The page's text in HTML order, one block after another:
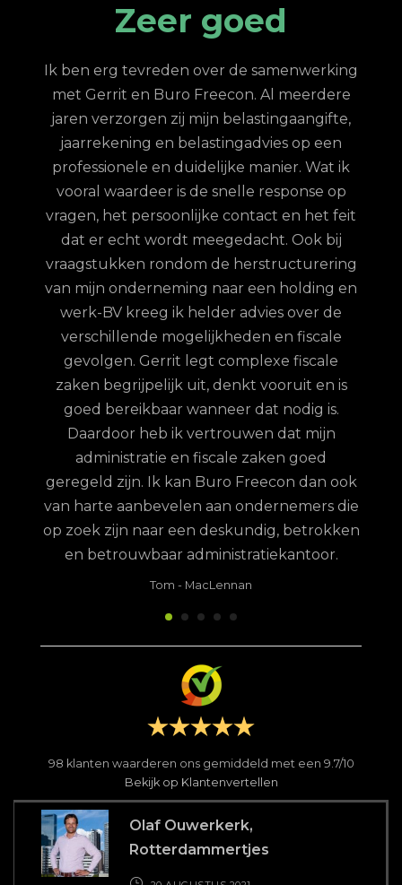
Zeer goed
Ik ben erg tevreden over de samenwerking
met Gerrit en Buro Freecon. Al meerdere
jaren verzorgen zij mijn belastingaangifte,
jaarrekening en belastingadvies op een
professionele en duidelijke manier. Wat ik
vooral waardeer is de snelle response op
vragen, het persoonlijke contact en het feit
dat er echt wordt meegedacht. Ook bij
vraagstukken rondom de herstructurering
van mijn onderneming naar een holding en
werk-BV kreeg ik helder advies over de
verschillende mogelijkheden en fiscale
gevolgen. Gerrit legt complexe fiscale
zaken begrijpelijk uit, denkt vooruit en is
goed bereikbaar wanneer dat nodig is.
Daardoor heb ik vertrouwen dat mijn
administratie en fiscale zaken goed
geregeld zijn. Ik kan Buro Freecon dan ook
van harte aanbevelen aan ondernemers die
op zoek zijn naar een deskundig, betrokken
en betrouwbaar administratiekantoor.
Tom - MacLennan
98 klanten waarderen ons gemiddeld met een 9.7/10
Bekijk op Klantenvertellen
Olaf Ouwerkerk,
Rotterdammertjes